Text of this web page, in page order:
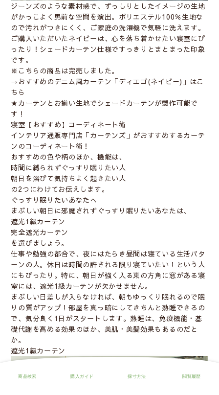
ジーンズのような素材感で、ずっしりとしたイメージの生地
がかっこよく男前な空間を演出。ポリエステル100％生地な
ので汚れがつきにくく、ご家庭の洗濯機で気軽に洗えます。
ご購入いただいたネイビーは、心を落ち着かせたい寝室にぴ
ったり！シェードカーテン仕様ですっきりとまとまった印象
です。
※こちらの商品は完売しました。
⇒ おすすめのデニム風カーテン「ディエゴ(ネイビー)」はこ
ちら
★カーテンとお揃い生地でシェードカーテンが製作可能で
す！
寝室【おすすめ】コーディネート術
インテリア通販専門店「カーテンズ」がおすすめするカーテ
ンのコーディネート術！
おすすめの色や柄のほか、機能は、
時間に縛られずぐっすり眠りたい人
朝日を浴びて気持ちよく起きたい人
の2つにわけてお伝えします。
ぐっすり眠りたいあなたへ
まぶしい朝日に邪魔されずぐっすり眠りたいあなたは、
遮光1級カーテン
完全遮光カーテン
を選びましょう。
仕事や勉強の都合で、夜にはたらき昼間は寝ている生活パタ
ーンの人。休日は時間の許される限り寝ていたい！という人
にもぴったり。特に、朝日が強く入る東の方角に窓がある寝
室には、遮光1級カーテンが欠かせません。
まぶしい日差しが入らなければ、朝もゆっくり眠れるので眠
りの質がアップ！部屋を真っ暗にしてきちんと熟睡できる の
で、気分良く1日がスタートします。熟睡は、免疫機能・基
礎代謝を高める効果のほか、美肌・美髪効果もあるのだと
か。
遮光1級カーテン